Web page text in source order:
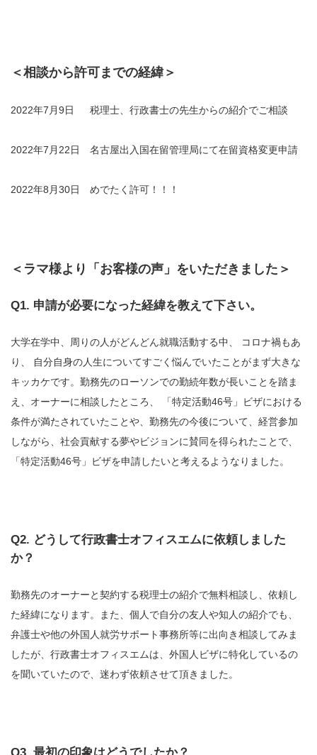
＜相談から許可までの経緯＞
2022年7月9日 税理士、行政書士の先生からの紹介でご相談
2022年7月22日 名古屋出入国在留管理局にて在留資格変更申請
2022年8月30日 めでたく許可！！！
＜ラマ様より「お客様の声」をいただきました＞
Q1. 申請が必要になった経緯を教えて下さい。
大学在学中、周りの人がどんどん就職活動する中、 コロナ禍もあ
り、 自分自身の人生についてすごく悩んでいたことがまず大きな
キッカケです。勤務先のローソンでの勤続年数が長いことを踏ま
え、オーナーに相談したところ、 「特定活動46号」ビザにおける
条件が満たされていたことや、勤務先の今後について、経営参加
しながら、社会貢献する夢やビジョンに賛同を得られたことで、
「特定活動46号」ビザを申請したいと考えるようなりました。
Q2. どうして行政書士オフィスエムに依頼しました
か？
勤務先のオーナーと契約する税理士の紹介で無料相談し、依頼し
た経緯になります。また、個人で自分の友人や知人の紹介でも、
弁護士や他の外国人就労サポート事務所等に出向き相談してみま
したが、行政書士オフィスエムは、外国人ビザに特化しているの
を聞いていたので、迷わず依頼させて頂きました。